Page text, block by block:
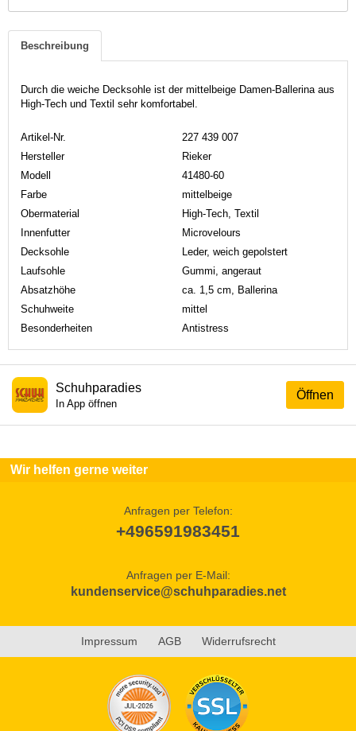
Beschreibung
Durch die weiche Decksohle ist der mittelbeige Damen-Ballerina aus
High-Tech und Textil sehr komfortabel.
Artikel-Nr.
227 439 007
Hersteller
Rieker
Modell
41480-60
Farbe
mittelbeige
Obermaterial
High-Tech, Textil
Innenfutter
Microvelours
Decksohle
Leder, weich gepolstert
Laufsohle
Gummi, angeraut
Absatzhöhe
ca. 1,5 cm, Ballerina
Schuhweite
mittel
Besonderheiten
Antistress
Öffnen
Schuhparadies
In App öffnen
Wir helfen gerne weiter
Anfragen per Telefon:
+496591983451
Anfragen per E-Mail:
kundenservice@schuhparadies.net
Impressum AGB Widerrufsrecht